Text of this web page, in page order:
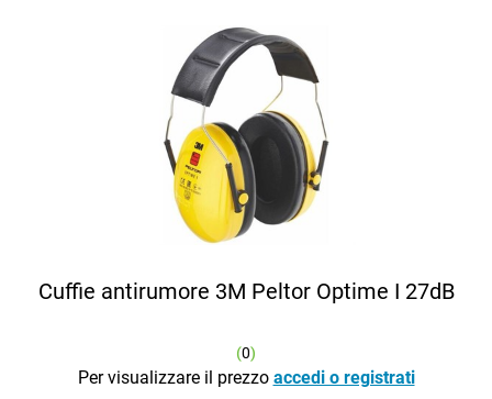
Cuffie antirumore 3M Peltor Optime I 27dB
(0)
Per visualizzare il prezzo accedi o registrati